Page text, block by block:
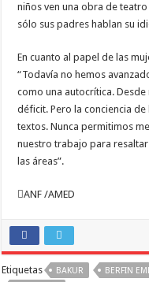
niños ven una obra de
sólo sus padres hablan su
En cuanto al papel de las
“Todavía no hemos
como una autocrítica.
déficit. Pero la conciencia
textos. Nunca permitimos
nuestro trabajo para
las áreas”.
ANF ​/AMED
Etiquetas BAKUR BERFIN